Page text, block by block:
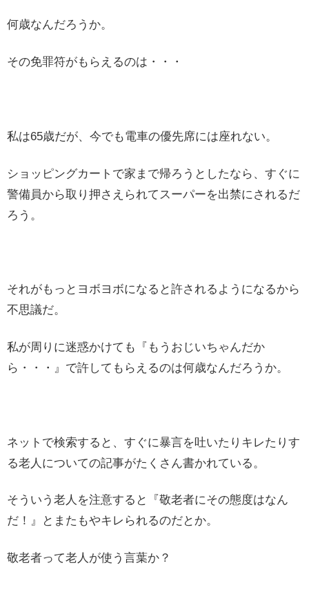
何歳なんだろうか。
その免罪符がもらえるのは・・・
私は65歳だが、今でも電車の優先席には座れない。
ショッピングカートで家まで帰ろうとしたなら、すぐに
警備員から取り押さえられてスーパーを出禁にされるだ
ろう。
それがもっとヨボヨボになると許されるようになるから
不思議だ。
私が周りに迷惑かけても『もうおじいちゃんだか
ら・・・』で許してもらえるのは何歳なんだろうか。
ネットで検索すると、すぐに暴言を吐いたりキレたりす
る老人についての記事がたくさん書かれている。
そういう老人を注意すると『敬老者にその態度はなん
だ！』とまたもやキレられるのだとか。
敬老者って老人が使う言葉か？